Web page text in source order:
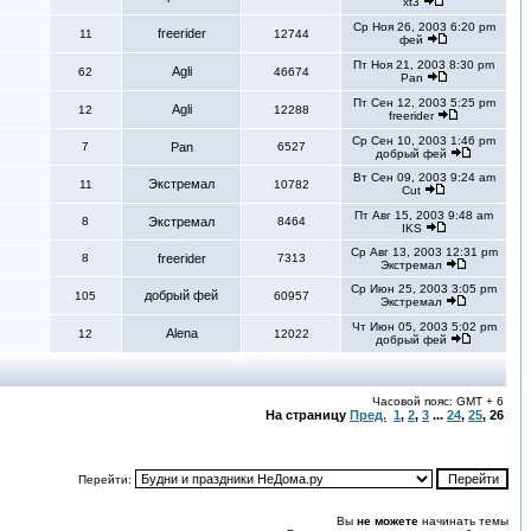
11 freerider 12744
Ср Ноя 26, 2003 6:20 pm
фей
62 Agli 46674
Пт Ноя 21, 2003 8:30 pm
Pan
12 Agli 12288
Пт Сен 12, 2003 5:25 pm
freerider
7 Pan 6527
Ср Сен 10, 2003 1:46 pm
добрый фей
11 Экстремал 10782
Вт Сен 09, 2003 9:24 am
Cut
8 Экстремал 8464
Пт Авг 15, 2003 9:48 am
IKS
8 freerider 7313
Ср Авг 13, 2003 12:31 pm
Экстремал
105 добрый фей 60957
Ср Июн 25, 2003 3:05 pm
Экстремал
12 Alena 12022
Чт Июн 05, 2003 5:02 pm
добрый фей
Часовой пояс: GMT + 6
На страницу Пред. 1, 2, 3 ... 24, 25, 26
Перейти:
Вы не можете начинать темы